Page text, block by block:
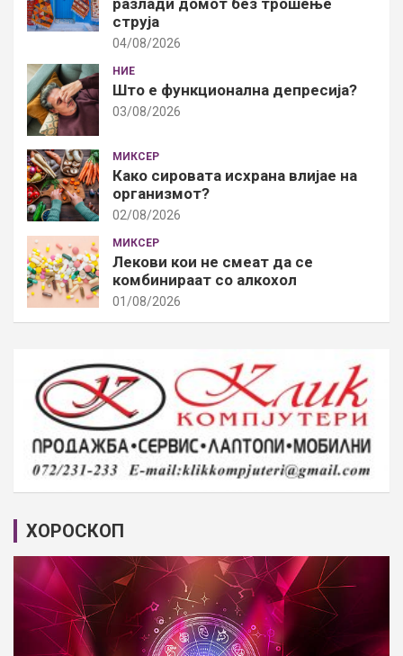
струја
04/08/2026
НИЕ
Што е функционална депресија?
03/08/2026
МИКСЕР
Како сировата исхрана влијае на
организмот?
02/08/2026
МИКСЕР
Лекови кои не смеат да се
комбинираат со алкохол
01/08/2026
ХОРОСКОП